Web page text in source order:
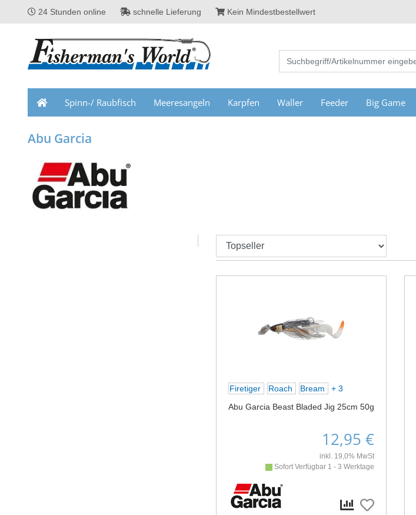
24 Stunden online schnelle Lieferung Kein Mindestbestellwert
Spinn-/ Raubfisch Meeresangeln Karpfen Waller Feeder Big Game
Abu Garcia
Firetiger Roach Bream
+ 3
Abu Garcia Beast Bladed Jig 25cm 50g
12,95 €
inkl. 19,0% MwSt
Sofort Verfügbar 1 - 3 Werktage